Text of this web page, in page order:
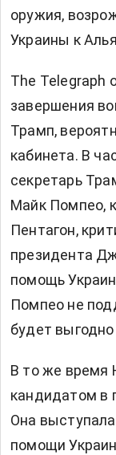
оружия,
Украины к
The Telegraph
завершения
Трамп,
кабинета. В
секретарь
Майк Помпео,
Пентагон,
президента
помощь
Помпео не
будет
В то же время
кандидатом в
Она
помощи